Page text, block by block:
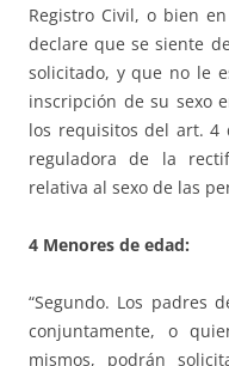
Registro Civil, o bien
declare que se siente
solicitado, y que no le
inscripción de su sexo
los requisitos del art. 4
reguladora de la
relativa al sexo de las
4 Menores de edad:
“Segundo. Los padres
conjuntamente, o
mismos, podrán